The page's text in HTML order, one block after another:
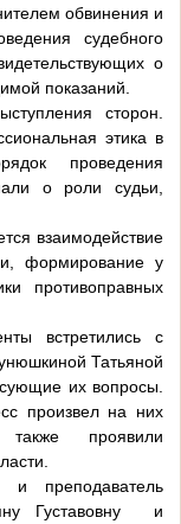
обвинения и
судебного
о
показаний.
сторон.
этика в
проведения
о роли судьи,
взаимодействие
формирование у
противоправных
встретились с
Татьяной
их вопросы.
произвел на них
также проявили
и преподаватель
Густавовну и